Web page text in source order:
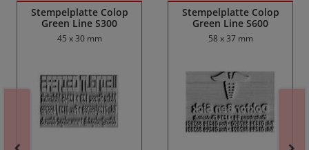
Stempelplatte Colop
Green Line S300
45 x 30 mm
Stempelplatte Colop
Green Line S600
58 x 37 mm